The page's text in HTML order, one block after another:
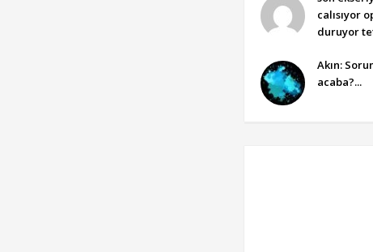
calısıyor
duruyor
Akın:
acaba?...